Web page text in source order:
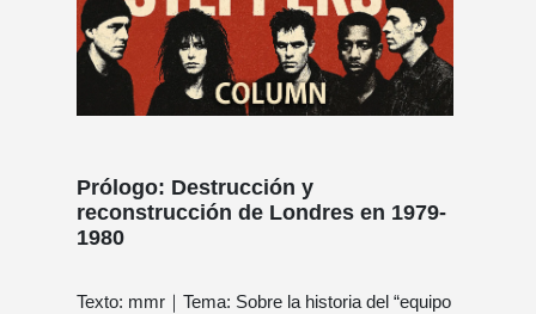
Prólogo: Destrucción y
reconstrucción de Londres en 1979-
1980
Texto: mmr｜Tema: Sobre la historia del “equipo